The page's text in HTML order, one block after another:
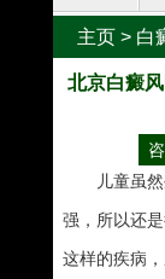
主页 > 白
北京白癜
儿童虽然
强，所以还
这样的疾病